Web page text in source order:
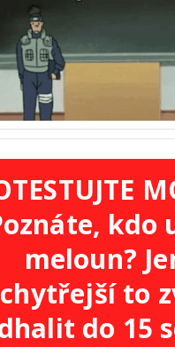
kdo
meloun?
to
do 15